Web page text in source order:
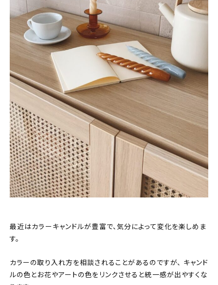
最近はカラーキャンドルが豊富で、気分によって変化を楽しめま
す。
カラーの取り入れ方を相談されることがあるのですが、 キャンド
ルの色とお花やアートの色をリンクさせると統一感が出やすくな